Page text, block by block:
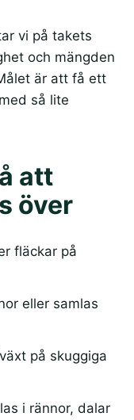
vi på takets
och mängden
är att få ett
så lite
att
över
fläckar på
eller samlas
på skuggiga
i rännor, dalar